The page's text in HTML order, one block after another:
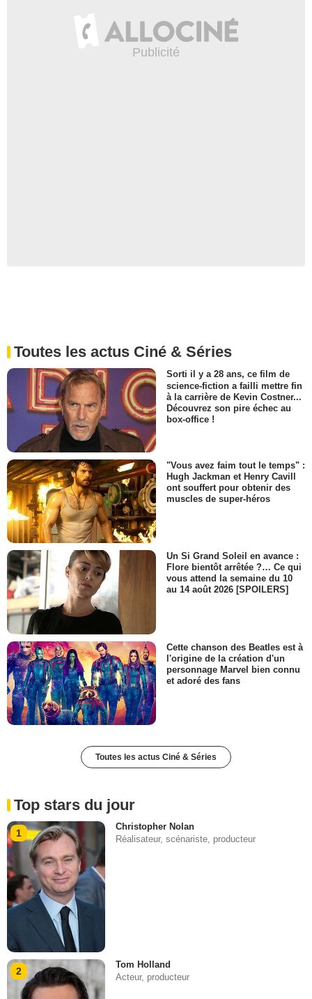
Toutes les actus Ciné & Séries
Sorti il y a 28 ans, ce film de
science-fiction a failli mettre fin
à la carrière de Kevin Costner...
Découvrez son pire échec au
box-office !
"Vous avez faim tout le temps" :
Hugh Jackman et Henry Cavill
ont souffert pour obtenir des
muscles de super-héros
Un Si Grand Soleil en avance :
Flore bientôt arrêtée ?… Ce qui
vous attend la semaine du 10
au 14 août 2026 [SPOILERS]
Cette chanson des Beatles est à
l'origine de la création d'un
personnage Marvel bien connu
et adoré des fans
Toutes les actus Ciné & Séries
Top stars du jour
1
Christopher Nolan
Réalisateur, scénariste, producteur
2
Tom Holland
Acteur, producteur